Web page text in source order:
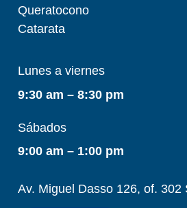
Queratocono
Catarata
Lunes a viernes
9:30 am – 8:30 pm
Sábados
9:00 am – 1:00 pm
Av. Miguel Dasso 126, of. 302